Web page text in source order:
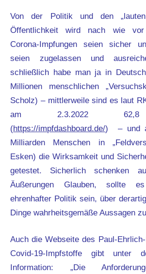
Von der Politik und den
Öffentlichkeit wird nach wie
Corona-Impfungen seien sicher
seien zugelassen und
schließlich habe man ja in
Millionen menschlichen
Scholz) – mittlerweile sind es laut
am 2.3.2022 62,8
(https://impfdashboard.de/) – und
Milliarden Menschen in
Esken) die Wirksamkeit und
getestet. Sicherlich schenken
Äußerungen Glauben, sollte
ehrenhafter Politik sein, über
Dinge wahrheitsgemäße Aussagen
Auch die Webseite des Paul-
Covid-19-Impfstoffe gibt unter
Information: „Die